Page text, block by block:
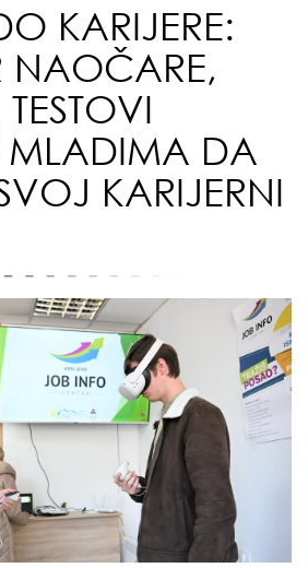
KARIJERE:
NAOČARE,
MLADIMA DA
KARIJERNI